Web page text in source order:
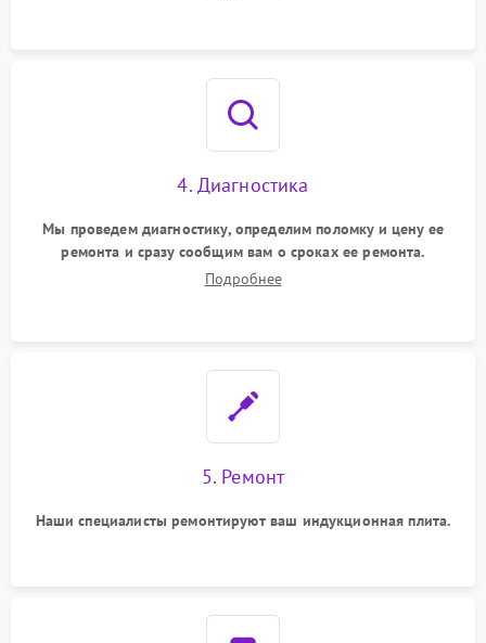
4. Диагностика
Мы проведем диагностику, определим поломку и цену ее
ремонта и сразу сообщим вам о сроках ее ремонта.
Подробнее
5. Ремонт
Наши специалисты ремонтируют ваш индукционная плита.